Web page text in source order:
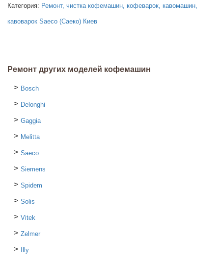
Категория: Ремонт, чистка кофемашин, кофеварок, кавомашин,
кавоварок Saeco (Саеко) Киев
Ремонт других моделей кофемашин
Bosch
Delonghi
Gaggia
Melitta
Saeco
Siemens
Spidem
Solis
Vitek
Zelmer
Illy